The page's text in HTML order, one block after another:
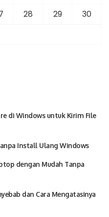
28 29
30
di Windows untuk Kirim File
Install Ulang Windows
dengan Mudah Tanpa
dan Cara Mengatasinya